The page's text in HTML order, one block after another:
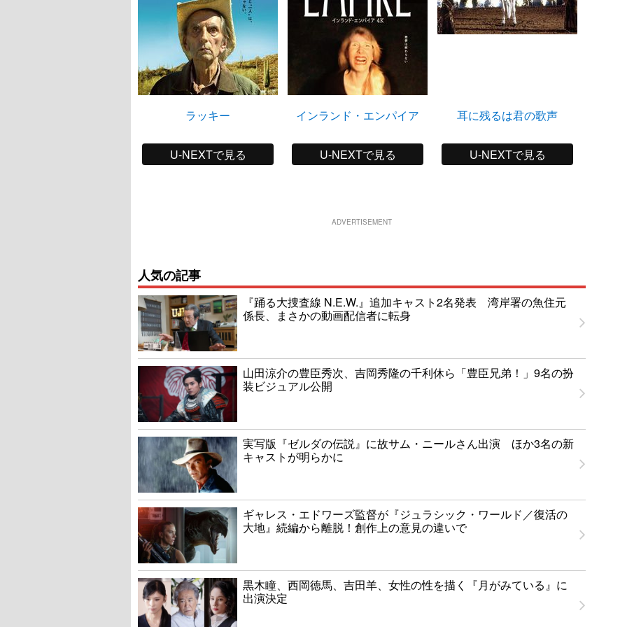
ラッキー
U-NEXTで見る
インランド・エンパイア
U-NEXTで見る
耳に残るは君の歌声
U-NEXTで見る
ADVERTISEMENT
人気の記事
『踊る大捜査線 N.E.W.』追加キャスト2名発表 湾岸署の魚住元
係長、まさかの動画配信者に転身
山田涼介の豊臣秀次、吉岡秀隆の千利休ら「豊臣兄弟！」9名の扮
装ビジュアル公開
実写版『ゼルダの伝説』に故サム・ニールさん出演 ほか3名の新
キャストが明らかに
ギャレス・エドワーズ監督が『ジュラシック・ワールド／復活の
大地』続編から離脱！創作上の意見の違いで
黒木瞳、西岡徳馬、吉田羊、女性の性を描く『月がみている』に
出演決定